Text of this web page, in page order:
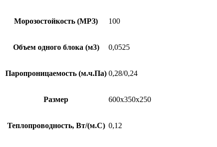
Морозостойкость (МРЗ) 100
Объем одного блока (м3) 0,0525
Паропроницаемость (м.ч.Па) 0,28/0,24
Размер 600х350х250
Теплопроводность, Вт/(м.С) 0,12